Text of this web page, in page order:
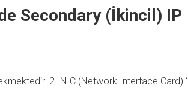
Secondary (İkincil) IP
2- NIC (Network Interface Card) ‘